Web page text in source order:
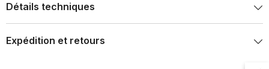
Détails techniques
Expédition et retours